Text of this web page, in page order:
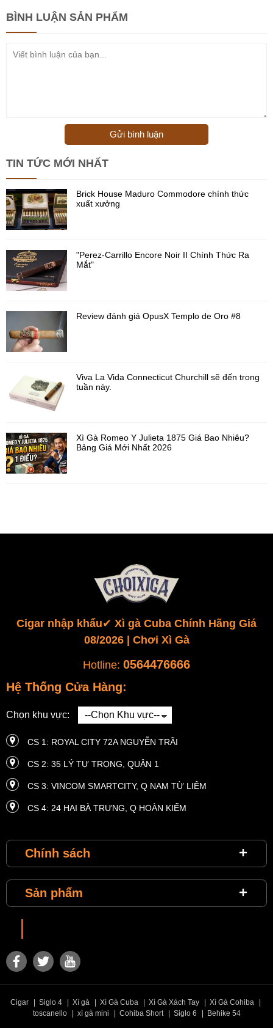
BÌNH LUẬN SẢN PHẨM
Gửi bình luận
TIN TỨC MỚI NHẤT
Brick House Maduro Commodore chính thức
xuất xưởng
"Perez-Carrillo Encore Noir II Chính Thức Ra
Mắt"
Review đánh giá OpusX Templo de Oro #8
Viva La Vida Connecticut Churchill sẽ đến trong
tuần này.
Xì Gà Romeo Y Julieta 1875 Giá Bao Nhiêu?
Bảng Giá Mới Nhất 2026
Cigar nhập khẩu✔️ Xì gà Cuba Chính Hãng Giá
08/2026 | Chơi Xì Gà
Hotline: 0564476666
Hệ Thống Cửa Hàng:
Chọn khu vực:
CS 1: ROYAL CITY 72A NGUYỄN TRÃI
CS 2: 35 LÝ TỰ TRỌNG, QUẬN 1
CS 3: VINCOM SMARTCITY, Q NAM TỪ LIÊM
CS 4: 24 HAI BÀ TRƯNG, ​​Q HOÀN KIẾM
CS 6: MASTERI THẢO ĐIỀN, P THẢO ĐIỀN, QUẬN 2
CS 8: VINHOMES METROPOLIS 29 LIỄU GIAI
CS 11: SUNRISE CITY, P TÂN HƯNG, QUẬN 7
CS 12: VINCOM PLAZA ĐÀ NẴNG
CS 13: VINCOM PLAZA TRẦN PHÚ
Chính sách
Sản phẩm
Cigar Siglo 4 Xì gà Xì Gà Cuba Xì Gà Xách Tay Xì Gà Cohiba
toscanello
xì gà mini Cohiba Short Siglo 6 Behike 54